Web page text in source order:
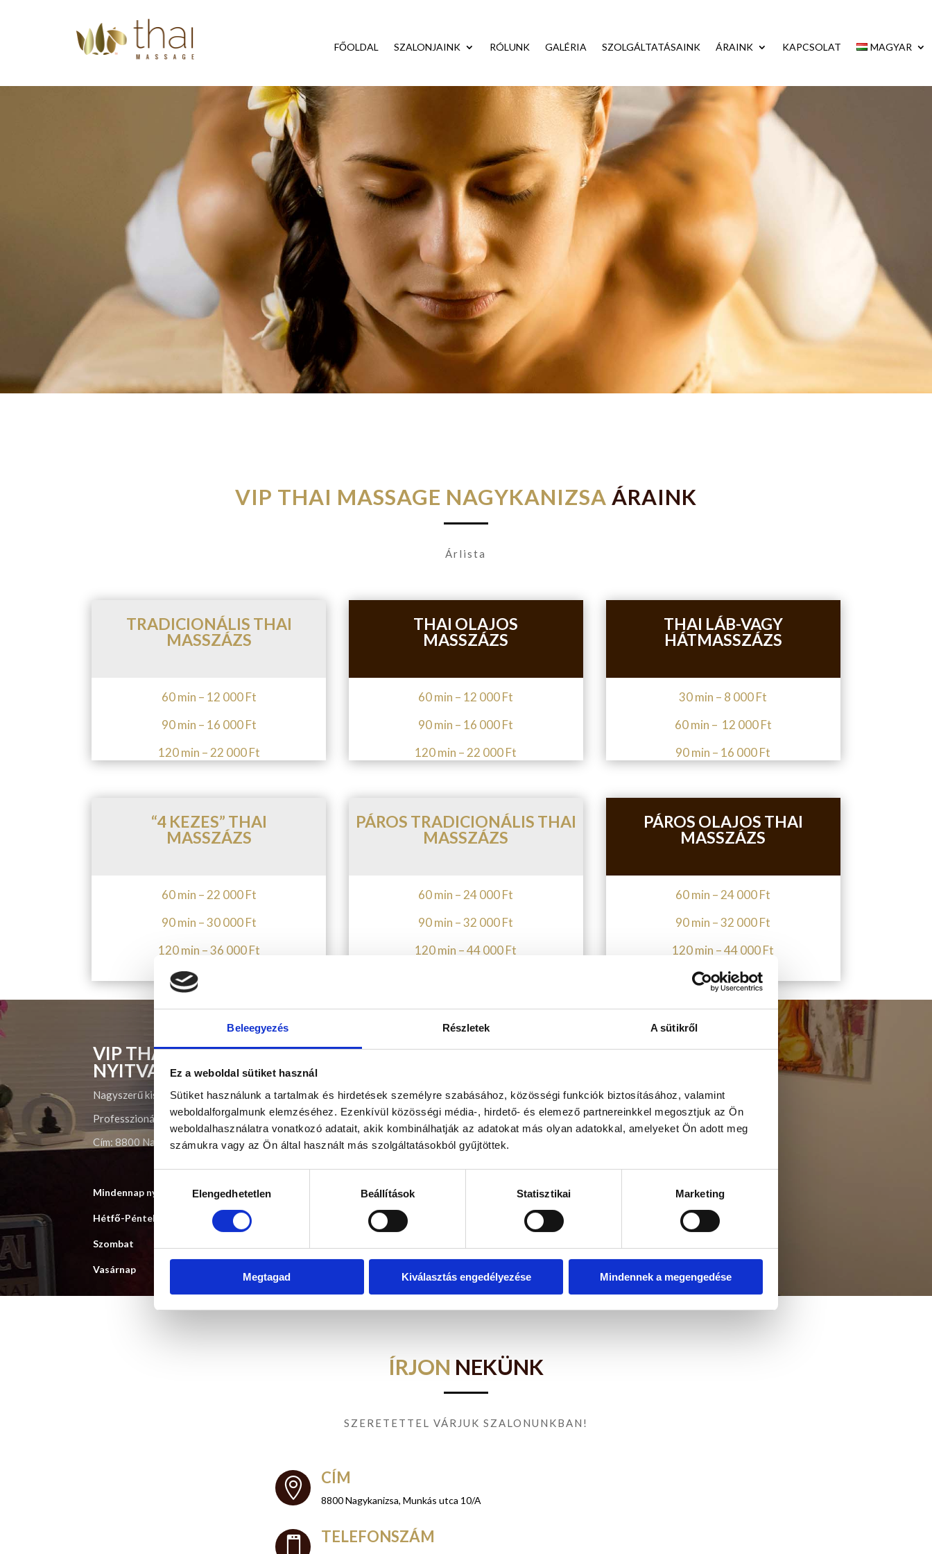
Beleegyezés Részletek A sütikről
Ez a weboldal sütiket használ
Sütiket használunk a tartalmak és hirdetések személyre szabásához, közösségi funkciók biztosításához, valamint
weboldalforgalmunk elemzéséhez. Ezenkívül közösségi média-, hirdető- és elemező partnereinkkel megosztjuk az Ön
weboldalhasználatra vonatkozó adatait, akik kombinálhatják az adatokat más olyan adatokkal, amelyeket Ön adott meg
számukra vagy az Ön által használt más szolgáltatásokból gyűjtöttek.
kiválasztásaElengedhetetlen Beállítások Statisztikai Marketing
Megtagad Kiválasztás engedélyezése Mindennek a megengedése
FŐOLDAL SZALONJAINK RÓLUNK GALÉRIA SZOLGÁLTATÁSAINK ÁRAINK KAPCSOLAT MAGYAR
VIP THAI MASSAGE NAGYKANIZSA ÁRAINK
Árlista
TRADICIONÁLIS THAI
MASSZÁZS
60 min – 12 000 Ft
90 min – 16 000 Ft
120 min – 22 000 Ft
THAI OLAJOS
MASSZÁZS
60 min – 12 000 Ft
90 min – 16 000 Ft
120 min – 22 000 Ft
THAI LÁB-VAGY
HÁTMASSZÁZS
30 min – 8 000 Ft
60 min – 12 000 Ft
90 min – 16 000 Ft
“4 KEZES” THAI
MASSZÁZS
60 min – 22 000 Ft
90 min – 30 000 Ft
120 min – 36 000 Ft
PÁROS TRADICIONÁLIS THAI
MASSZÁZS
60 min – 24 000 Ft
90 min – 32 000 Ft
120 min – 44 000 Ft
PÁROS OLAJOS THAI
MASSZÁZS
60 min – 24 000 Ft
90 min – 32 000 Ft
120 min – 44 000 Ft
VIP THAI MASSAGE
NYITVATARTÁS
Nagyszerű kiszolgálás nagyszerű embereknek
Professzionális Thai masszőzeink exkluzív környezetben várják szeretettel leendő és visszatérő vendégeinket!
Cím: 8800 Nagykanizsa, Munkás utca 10/A
Mindennap nyitva
Hétfő-Péntek
Szombat
Vasárnap
ÍRJON NEKÜNK
SZERETETTEL VÁRJUK SZALONUNKBAN!
 CÍM
8800 Nagykanizsa, Munkás utca 10/A
 TELEFONSZÁM